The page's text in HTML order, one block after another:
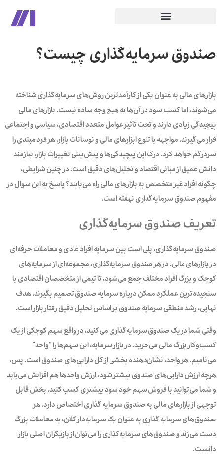
صندوق سرمایه‌گذاری چیست؟
بازارهای مالی به عنوان یکی از کارآمدترین روش‌های سرمایه‌گذاری شناخته
می‌شوند، اما کسب سود در آن‌ها به هیچ وجه ساده نیست. بازارهای مالی
پیچیدگی زیادی دارند و تحت تأثیر عوامل متعدد اقتصادی، سیاسی و اجتماعی
قرار می‌گیرند.‌ مواجهه با تنوع ابزارهای مالی و نوسانات بازار، هر فرد مبتدی را
سردرگم خواهد کرد. درک این پیچیدگی‌ها و پیش‌بینی تغییرات بازار، نیازمند
دانش عمیق از مبانی اقتصاد و تحلیل‌های دقیق است. در چنین شرایطی،
چگونه افراد غیر متخصص به بازارهای مالی راه می‌یابند؟ پاسخ به این سوال در
مفهوم صندوق سرمایه‌گذاری نهفته است.
تعریف صندوق سرمایه‌گذاری
صندوق سرمایه‌گذاری، پلی است بین سرمایه افراد عادی و معاملات حرفه‌ای
در بازارهای مالی. در هر صندوق سرمایه‌گذاری، مجموعه‌ای از سرمایه‌های
کوچک و بزرگ افراد مختلف جمع می‌شود، تا تیمی از متخصصان اقتصادی با
سنجیده‌ترین عملکرد ممکن درباره سرمایه صندوق تصمیم بگیرند. هدف
نهایی، رشد منطقی سرمایه صندوق بر اساس تحلیل دقیق رفتار بازار است.
وقتی شما در یک صندوق سرمایه‌گذاری می‌کنید، در واقع سهم کوچکی از یک
کسب‌وکار بزرگ مالی می‌خرید. در بازار سرمایه، این سهم‌ها را “واحد”
می‌نامیم. هر واحد، نشان‌دهنده بخشی از کل دارایی‌های صندوق است. پس،
هرچه ارزش دارایی‌های صندوق بیشتر شود، ارزش واحد‌ها هم افزایش می‌یابد
و شما می‌توانید با فروش سهم‌ خود سود بیشتری کسب کنید. بخش‌ قابل
توجهی از بازارهای مالی به صندوق سرمایه گذاری اختصاص دارد.‌ هر
صندوق‌های سرمایه گذاری‌ به عنوان یک سرمایه‌دار کلان، به معاملات بزرگ
دست می‌زند و صندوق‌های سرمایه‌گذاری را می‌توان از بازیگران اصلی بازار
دانست.